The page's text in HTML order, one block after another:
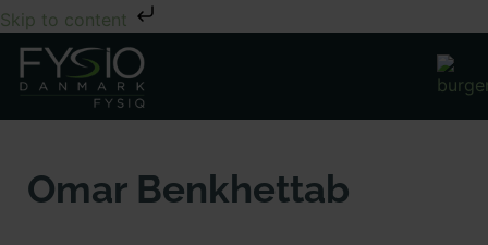
Skip to content
Omar Benkhettab